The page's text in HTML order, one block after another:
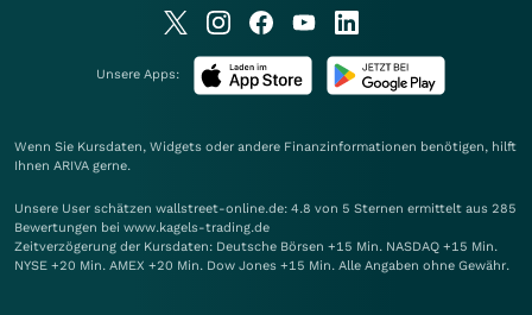
Unsere Apps:
Wenn Sie Kursdaten, Widgets oder andere Finanzinformationen benötigen, hilft
Ihnen ARIVA gerne.
Unsere User schätzen wallstreet-online.de: 4.8 von 5 Sternen ermittelt aus 285
Bewertungen bei www.kagels-trading.de
Zeitverzögerung der Kursdaten: Deutsche Börsen +15 Min. NASDAQ +15 Min.
NYSE +20 Min. AMEX +20 Min. Dow Jones +15 Min. Alle Angaben ohne Gewähr.